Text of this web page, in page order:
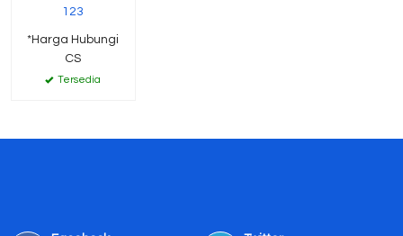
123
*Harga Hubungi
CS
Tersedia